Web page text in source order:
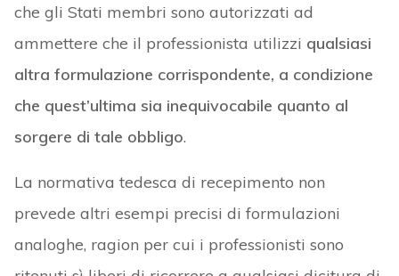
che gli Stati membri sono autorizzati ad
ammettere che il professionista utilizzi qualsiasi
altra formulazione corrispondente, a condizione
che quest’ultima sia inequivocabile quanto al
sorgere di tale obbligo.
La normativa tedesca di recepimento non
prevede altri esempi precisi di formulazioni
analoghe, ragion per cui i professionisti sono